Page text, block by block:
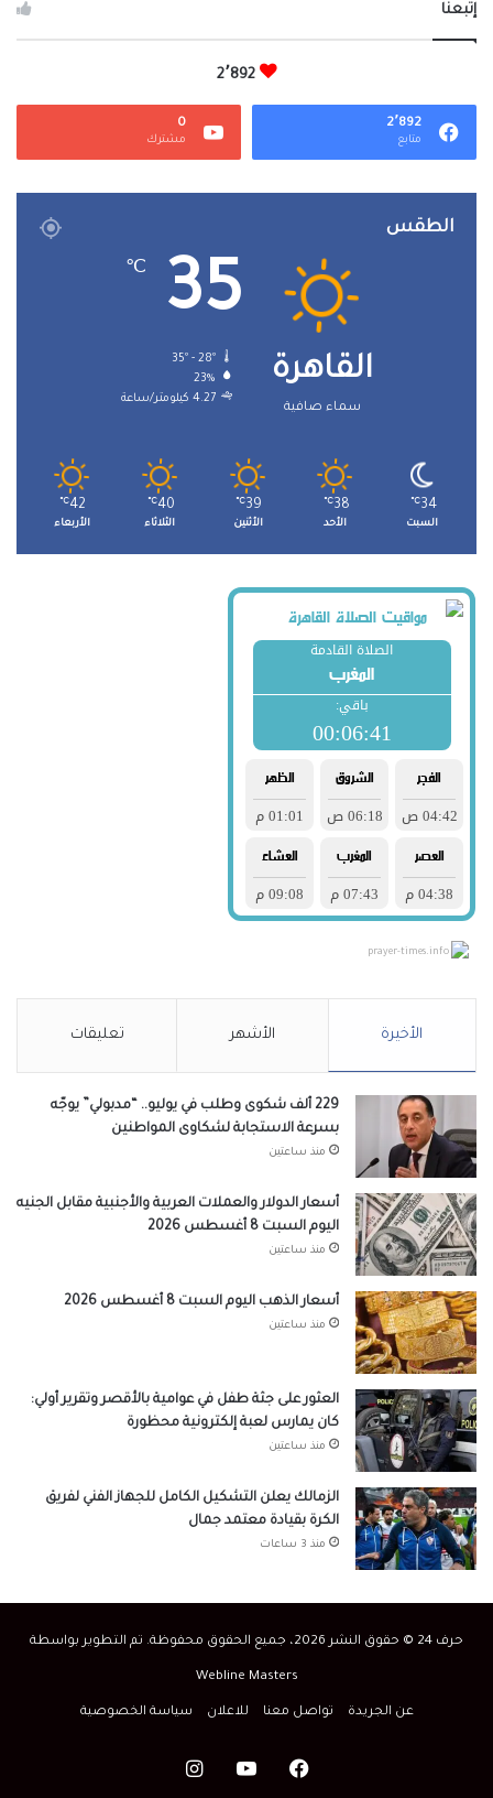
إتبعنا
2٬892
2٬892
متابع
0
مشترك
الطقس
القاهرة
سماء صافية
35
℃
35º - 28º
23%
4.27 كيلومتر/ساعة
34
℃
السبت
38
℃
الأحد
39
℃
الأثنين
40
℃
الثلاثاء
42
℃
الأربعاء
prayer-times.info
الأخيرة الأشهر تعليقات
229 ألف شكوى وطلب في يوليو.. “مدبولي” يوجّه
بسرعة الاستجابة لشكاوى المواطنين
منذ ساعتين
أسعار الدولار والعملات العربية والأجنبية مقابل الجنيه
اليوم السبت 8 أغسطس 2026
منذ ساعتين
أسعار الذهب اليوم السبت 8 أغسطس 2026
منذ ساعتين
العثور على جثة طفل في عوامية بالأقصر وتقرير أولي:
كان يمارس لعبة إلكترونية محظورة
منذ ساعتين
الزمالك يعلن التشكيل الكامل للجهاز الفني لفريق
الكرة بقيادة معتمد جمال
منذ 3 ساعات
حرف 24 © حقوق النشر 2026، جميع الحقوق محفوظة. تم التطوير بواسطة
Webline Masters
عن الجريدة تواصل معنا للاعلان سياسة الخصوصية
فيسبوك‫YouTubeانستقرام